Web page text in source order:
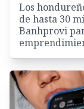
Los
de hasta 30
Banhprovi